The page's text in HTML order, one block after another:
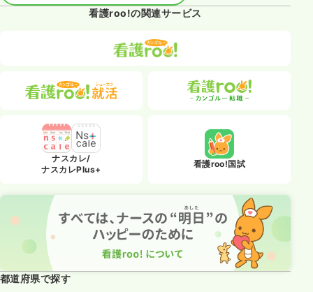
看護roo!の関連サービス
ナスカレ/
ナスカレPlus+
看護roo!国試
都道府県で探す